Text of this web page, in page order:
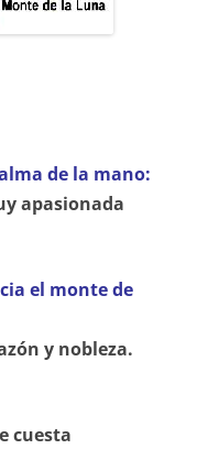
de la mano:
apasionada
el monte de
y nobleza.
cuesta